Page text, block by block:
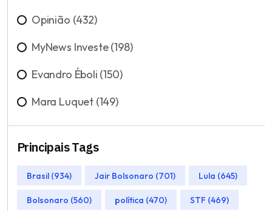
Opinião (432)
MyNews Investe (198)
Evandro Éboli (150)
Mara Luquet (149)
Principais Tags
Brasil (934) Jair Bolsonaro (701) Lula (645)
Bolsonaro (560) política (470) STF (469)